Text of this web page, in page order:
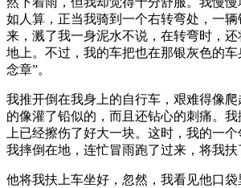
如人算，正当我骑到一个右转弯处，一
来，溅了我一身泥水不说，在转弯时，
地上。不过，我的车把也在那银灰色的
念章”。
我推开倒在我身上的自行车，艰难得像
的像灌了铅似的，而且还钻心的刺痛。
上已经擦伤了好大一块。这时，我的一
我摔倒在地，连忙冒雨跑了过来，将我扶
他将我扶上车坐好，忽然，我看见他口